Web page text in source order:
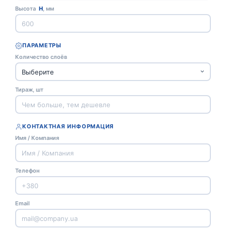
Высота H, мм
ПАРАМЕТРЫ
Количество слоёв
Тираж, шт
КОНТАКТНАЯ ИНФОРМАЦИЯ
Имя / Компания
Телефон
Email